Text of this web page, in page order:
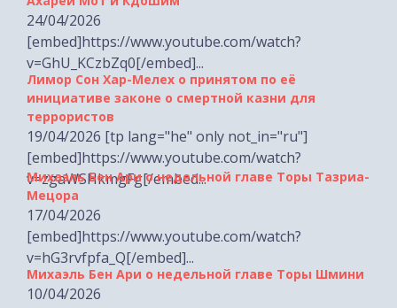
v=GhU_KCzbZq0[/embed]...
Лимор Сон Хар-Мелех о принятом по её
инициативе законе о смертной казни для
террористов
19/04/2026 [tp lang="he" only not_in="ru"]
[embed]https://www.youtube.com/watch?
v=zgaWSHkmgFg[/embed...
Михаэль Бен Ари о недельной главе Торы Тазриа-
Мецора
17/04/2026
[embed]https://www.youtube.com/watch?
v=hG3rvfpfa_Q[/embed]...
Михаэль Бен Ари о недельной главе Торы Шмини
10/04/2026
[embed]https://www.youtube.com/watch?
v=A7xGRwB-Zvo[/embed]...